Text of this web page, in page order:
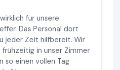
für unsere
Das Personal dort
jeder Zeit hilfbereit. Wir
in unser Zimmer
so einen vollen Tag